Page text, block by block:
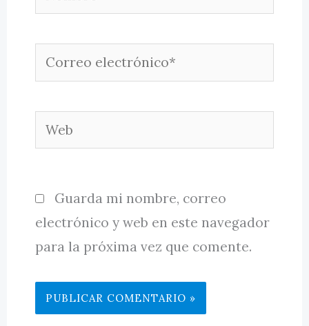
Correo
electrónico*
Web
Guarda mi nombre, correo
electrónico y web en este navegador
para la próxima vez que comente.